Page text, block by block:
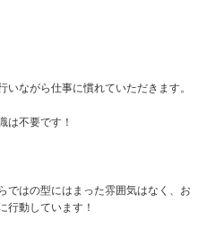
いながら仕事に慣れていただきます。
は不要です！
はの型にはまった雰囲気はなく、お
行動しています！